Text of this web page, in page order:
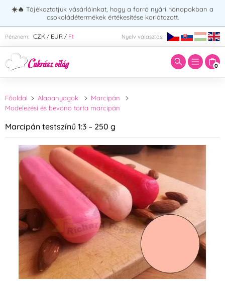
☀️🔥 Tájékoztatjuk vásárlóinkat, hogy a forró nyári hónapokban a
csokoládétermékek értékesítése korlátozott.
Pénznem: CZK / EUR / Ft Nyelv választás:
0
Adja meg a keresett kifejezést:
Főoldal Alapanyagok
Marcipán
Modelezési és bevonó torta marcipán
Marcipán testszínű 1:3 – 250 g